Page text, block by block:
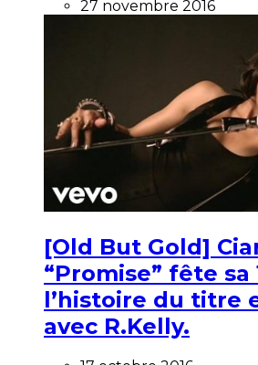
27 novembre 2016
[Old But Gold]
“Promise” fête sa
l’histoire du titre
avec R.Kelly.